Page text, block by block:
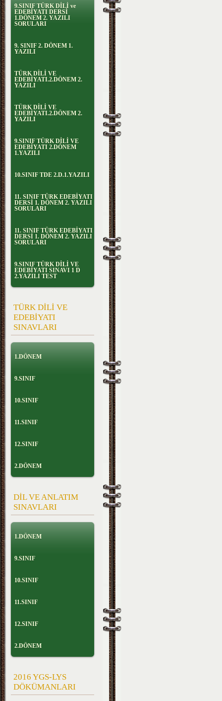
9.SINIF TÜRK DİLİ ve
EDEBİYATI DERSİ
1.DÖNEM 2. YAZILI
SORULARI
9. SINIF 2. DÖNEM 1.
YAZILI
TÜRK DİLİ VE
EDEBİYATI.2.DÖNEM 2.
YAZILI
TÜRK DİLİ VE
EDEBİYATI.2.DÖNEM 2.
YAZILI
9.SINIF TÜRK DİLİ VE
EDEBİYATI 2.DÖNEM
1.YAZILI
10.SINIF TDE 2.D.1.YAZILI
11. SINIF TÜRK EDEBİYATI
DERSİ 1. DÖNEM 2. YAZILI
SORULARI
11. SINIF TÜRK EDEBİYATI
DERSİ 1. DÖNEM 2. YAZILI
SORULARI
9.SINIF TÜRK DİLİ VE
EDEBİYATI SINAVI 1 D
2.YAZILI TEST
TÜRK DİLİ VE
EDEBİYATI
SINAVLARI
1.DÖNEM
9.SINIF
10.SINIF
11.SINIF
12.SINIF
2.DÖNEM
DİL VE ANLATIM
SINAVLARI
1.DÖNEM
9.SINIF
10.SINIF
11.SINIF
12.SINIF
2.DÖNEM
2016 YGS-LYS
DÖKÜMANLARI